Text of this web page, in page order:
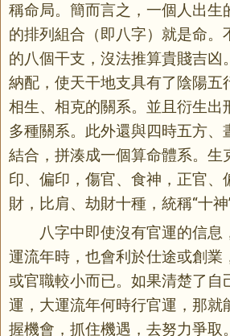
稱命局。簡而言之，一個人出生
的排列組合（即八字）就是命。
的八個干支，沒法推算貴賤吉凶
納配，使天干地支具有了陰陽五
相生、相克的關系。並且衍生出
多種關系。此外還與四時五方、
結合，拼湊成一個算命體系。生
印、偏印，傷官、食神，正官、
財，比肩、劫財十種，統稱“十神”
八字中即使沒有官運的信息
運流年時，也會利於仕途或創業
或官職較小而已。如果清楚了自
運，大運流年何時行官運，那就
握機會，抓住機遇，去努力爭取